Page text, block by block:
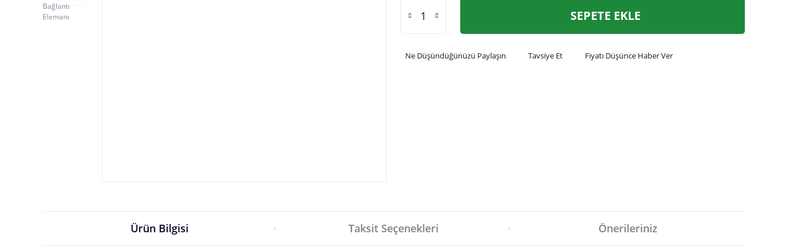
SEPETE EKLE
Ne Düşündüğünüzü Paylaşın Tavsiye Et Fiyatı Düşünce Haber Ver
Ürün Bilgisi Taksit Seçenekleri Önerileriniz